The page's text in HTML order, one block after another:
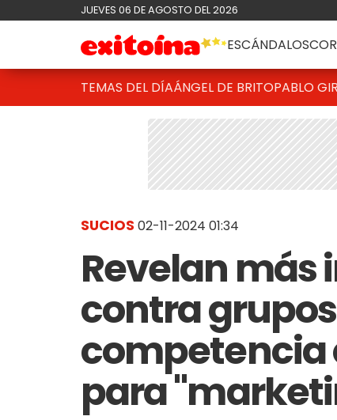
JUEVES 06 DE AGOSTO DEL 2026
ESCÁNDALOS
TEMAS DEL DÍAÁNGEL DE BRITOPABLO
SUCIOS 02-11-2024 01:34
Revelan más
contra
competencia
para